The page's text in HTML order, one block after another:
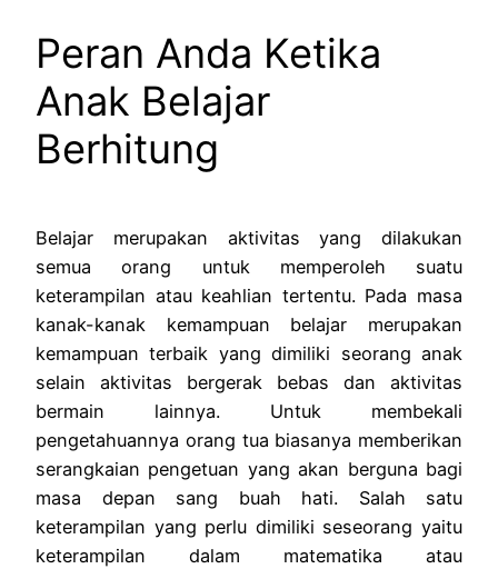
Peran Anda Ketika
Anak Belajar
Berhitung
Belajar merupakan aktivitas yang dilakukan
semua orang untuk memperoleh suatu
keterampilan atau keahlian tertentu. Pada masa
kanak-kanak kemampuan belajar merupakan
kemampuan terbaik yang dimiliki seorang anak
selain aktivitas bergerak bebas dan aktivitas
bermain lainnya. Untuk membekali
pengetahuannya orang tua biasanya memberikan
serangkaian pengetuan yang akan berguna bagi
masa depan sang buah hati. Salah satu
keterampilan yang perlu dimiliki seseorang yaitu
keterampilan dalam matematika atau